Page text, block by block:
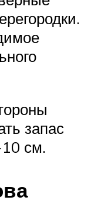
запас
см.